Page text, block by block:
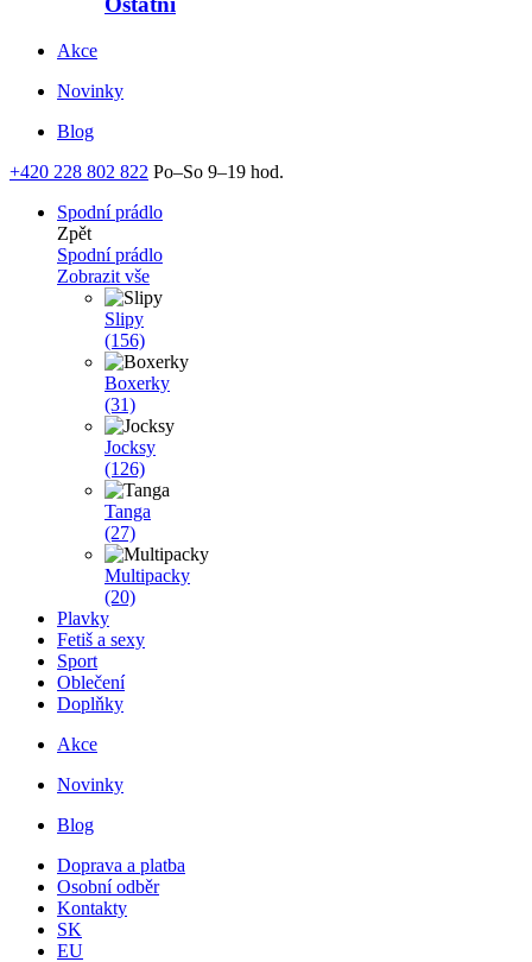
Akce
Novinky
Blog
+420 228 802 822 Po–So 9–19 hod.
Spodní prádlo
Zpět
Spodní prádlo
Zobrazit vše
Slipy
(156)
Boxerky
(31)
Jocksy
(126)
Tanga
(27)
Multipacky
(20)
Plavky
Fetiš a sexy
Sport
Oblečení
Doplňky
Akce
Novinky
Blog
Doprava a platba
Osobní odběr
Kontakty
SK
EU